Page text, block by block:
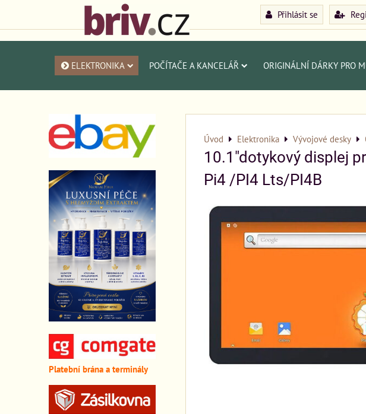
Přihlásit se
ELEKTRONIKA POČÍTAČE A KANCELÁŘ ORIGINÁLNÍ DÁRKY PRO
Úvod Elektronika Vývojové desky
10.1"dotykový displej
Pi4 /PI4 Lts/PI4B
Platební brána a terminály